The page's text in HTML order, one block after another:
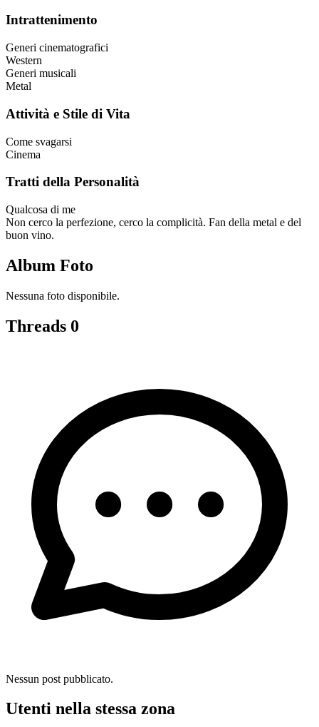
Intrattenimento
Generi cinematografici
Western
Generi musicali
Metal
Attività e Stile di Vita
Come svagarsi
Cinema
Tratti della Personalità
Qualcosa di me
Non cerco la perfezione, cerco la complicità. Fan della metal e del
buon vino.
Album Foto
Nessuna foto disponibile.
Threads 0
Nessun post pubblicato.
Utenti nella stessa zona